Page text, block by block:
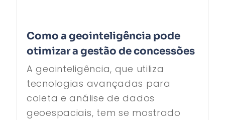
Como a geointeligência pode
otimizar a gestão de concessões
A geointeligência, que utiliza
tecnologias avançadas para
coleta e análise de dados
geoespaciais, tem se mostrado